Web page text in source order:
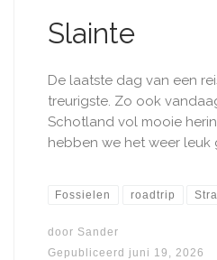
Slainte
De laatste dag van een
treurigste. Zo ook
Schotland vol mooie
hebben we het weer leuk
Fossielen roadtrip
door Sander
Gepubliceerd juni 19, 2026